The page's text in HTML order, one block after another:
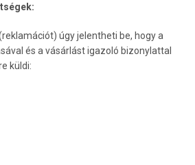
úgy jelentheti be, hogy a
és a vásárlást igazoló bizonylattal
küldi: